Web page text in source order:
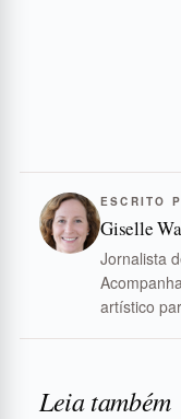
ESCRITO
Giselle
Jornalista
artístico
Leia também